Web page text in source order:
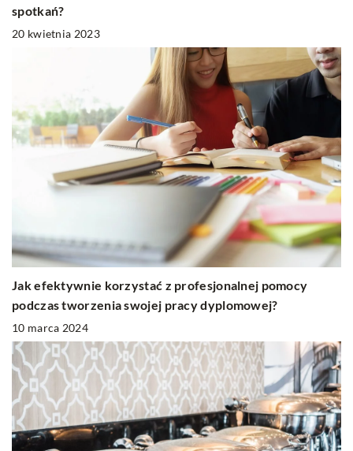
spotkań?
20 kwietnia 2023
Jak efektywnie korzystać z profesjonalnej pomocy
podczas tworzenia swojej pracy dyplomowej?
10 marca 2024